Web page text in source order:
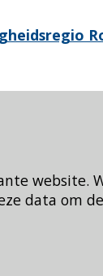
website.
data om